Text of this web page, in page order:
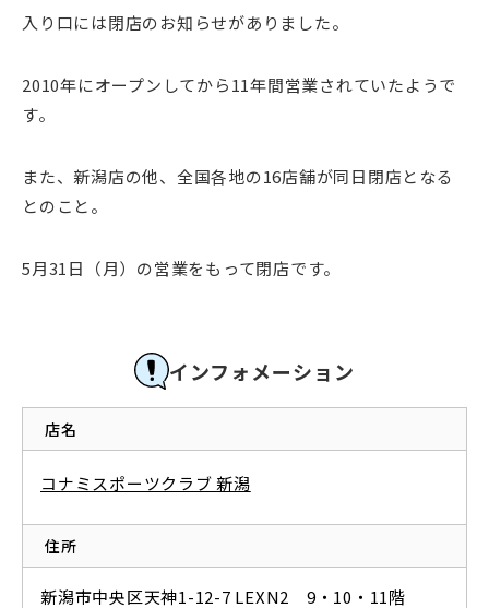
入り口には閉店のお知らせがありました。
2010年にオープンしてから11年間営業されていたようで
す。
また、新潟店の他、全国各地の16店舗が同日閉店となる
とのこと。
5月31日（月）の営業をもって閉店です。
インフォメーション
店名
コナミスポーツクラブ 新潟
住所
新潟市中央区天神1-12-7 LEXN2 9・10・11階